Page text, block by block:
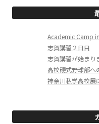
Academic Camp
志賀講習２日目
志賀講習が始まり
高校硬式野球部へ
神奈川私学高校展